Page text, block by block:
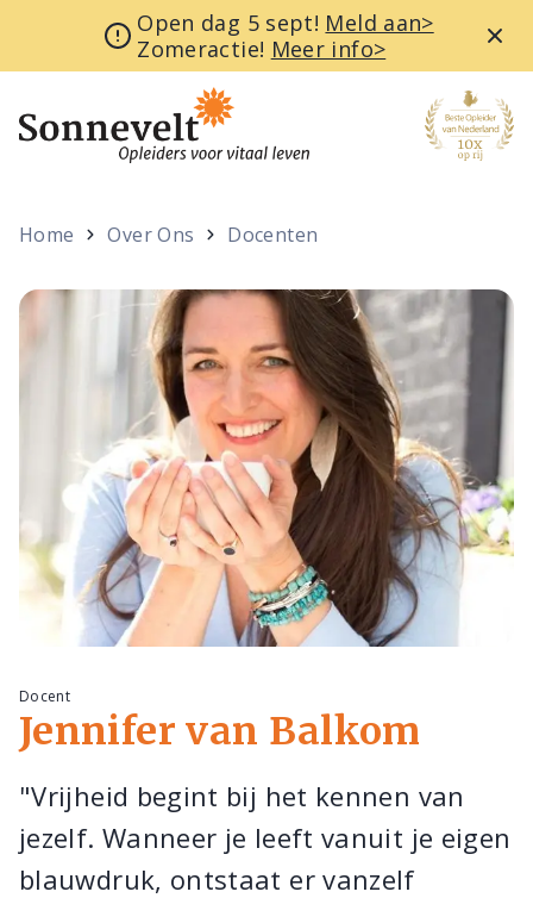
Open dag 5 sept! Meld aan>
Zomeractie! Meer info>
Home Over Ons Docenten
Docent
Jennifer van Balkom
"Vrijheid begint bij het kennen van
jezelf. Wanneer je leeft vanuit je eigen
blauwdruk, ontstaat er vanzelf